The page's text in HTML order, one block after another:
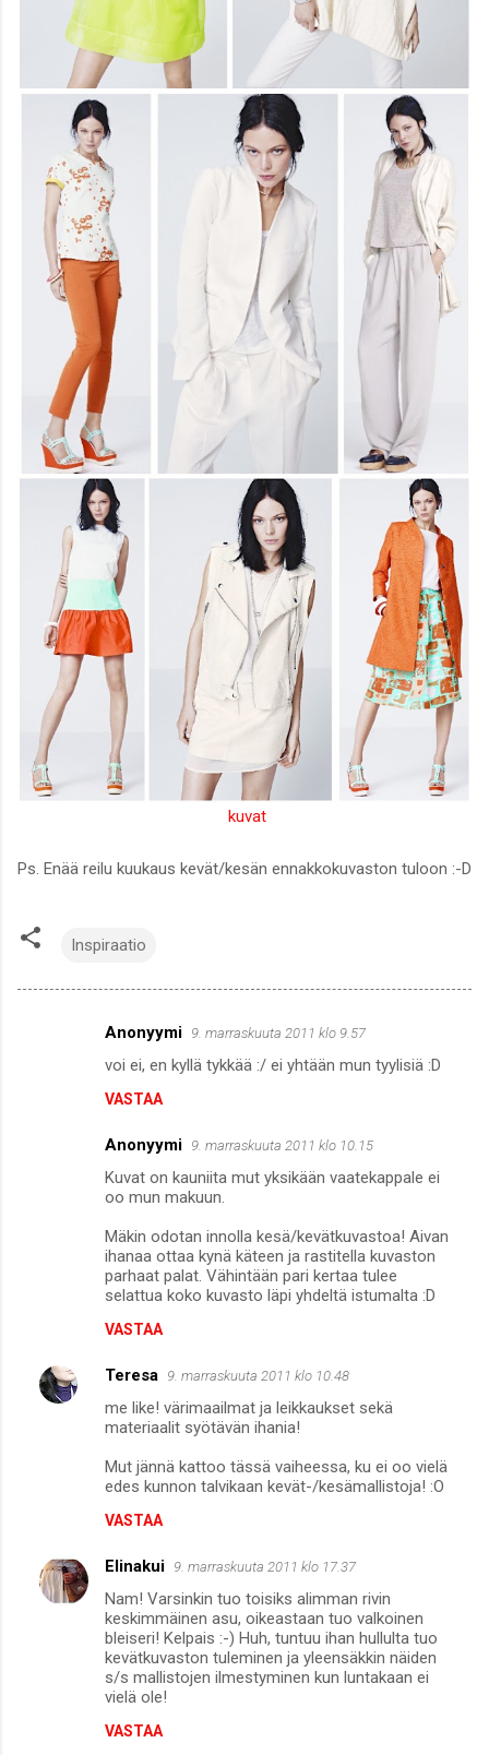
kuvat
Ps. Enää reilu kuukaus kevät/kesän ennakkokuvaston tuloon :-D
Inspiraatio
Anonyymi 9. marraskuuta 2011 klo 9.57
voi ei, en kyllä tykkää :/ ei yhtään mun tyylisiä :D
VASTAA
Anonyymi 9. marraskuuta 2011 klo 10.15
Kuvat on kauniita mut yksikään vaatekappale ei
oo mun makuun.
Mäkin odotan innolla kesä/kevätkuvastoa! Aivan
ihanaa ottaa kynä käteen ja rastitella kuvaston
parhaat palat. Vähintään pari kertaa tulee
selattua koko kuvasto läpi yhdeltä istumalta :D
VASTAA
Teresa 9. marraskuuta 2011 klo 10.48
me like! värimaailmat ja leikkaukset sekä
materiaalit syötävän ihania!
Mut jännä kattoo tässä vaiheessa, ku ei oo vielä
edes kunnon talvikaan kevät-/kesämallistoja! :O
VASTAA
Elinakui 9. marraskuuta 2011 klo 17.37
Nam! Varsinkin tuo toisiks alimman rivin
keskimmäinen asu, oikeastaan tuo valkoinen
bleiseri! Kelpais :-) Huh, tuntuu ihan hullulta tuo
kevätkuvaston tuleminen ja yleensäkkin näiden
s/s mallistojen ilmestyminen kun luntakaan ei
vielä ole!
VASTAA